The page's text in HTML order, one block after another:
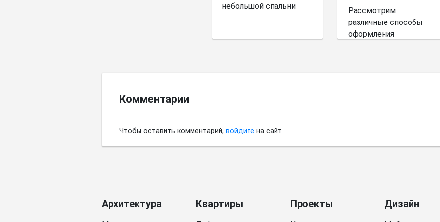
небольшой спальни
Рассмотрим
различные способы
оформления
Комментарии
Чтобы оставить комментарий, войдите на сайт
Архитектура Квартиры Проекты Дизайн